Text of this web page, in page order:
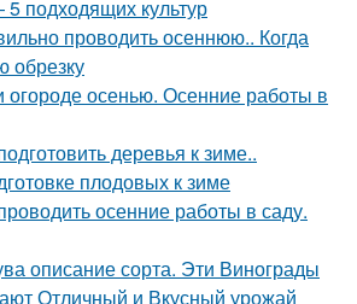
подходящих культур
проводить осеннюю.. Когда
обрезку
огороде осенью. Осенние работы в
деревья к зиме..
плодовых к зиме
осенние работы в саду.
описание сорта. Эти Винограды
Отличный и Вкусный урожай